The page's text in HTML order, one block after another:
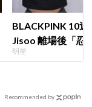
BLACKPINK 10
Jisoo 離場後「忍
看了好心疼
明星
Recommended by